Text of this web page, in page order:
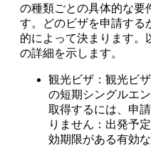
の種類ごとの具体的な要
す。どのビザを申請する
的によって決まります。
の詳細を示します。
観光ビザ：観光ビ
の短期シングルエ
取得するには、申
りません：出発予
効期限がある有効な